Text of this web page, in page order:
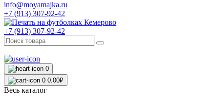
info@moyamajka.ru
+7 (913) 307-92-42
+7 (913) 307-92-42
0
0 0.00₽
Весь каталог